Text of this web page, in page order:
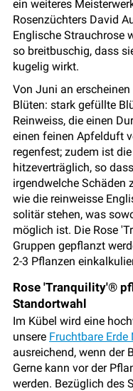
ein weiteres
Rosenzüchters David
Englische Strauchrose
so breitbuschig, dass
kugelig wirkt.
Von Juni an
Blüten: stark gefüllte
Reinweiss, die einen
einen feinen Apfelduft
regenfest; zudem ist
hitzeverträglich, so
irgendwelche Schäden
wie die reinweisse
solitär stehen, was
möglich ist. Die Rose
Gruppen gepflanzt
2-3 Pflanzen
Rose 'Tranquility'®
Standortwahl
Im Kübel wird eine
unsere Fruchtbare Erde
ausreichend, wenn der
Gerne kann vor der
werden. Bezüglich des